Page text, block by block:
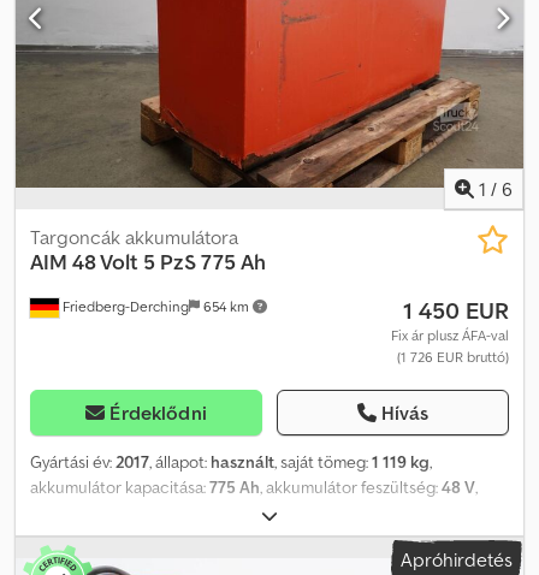
1 / 6
Friedberg-Derching 654 km
Targoncák akkumulátora
AIM 48 Volt 5 PzS 775 Ah
1 450 EUR
Fix ár plusz ÁFA-val
(1 726 EUR bruttó)
Érdeklődni Hívás
Gyártási év: 2017, állapot: használt, saját tömeg:1 119 kg,
akkumulátor kapacitása:775 Ah , akkumulátor feszültség:48 V
Akkumulátor típusa: 48 V, 5 PzS 775 Ah, Aquamatic rendszerrel és
elektrolitkeveréssel ellátott akkumulátor, DIN C akkumulátortartó,
akkumulátor méretei: 1220 x 424 x 784 mm, járműcsatlakozó: MRC
Apróhirdetés